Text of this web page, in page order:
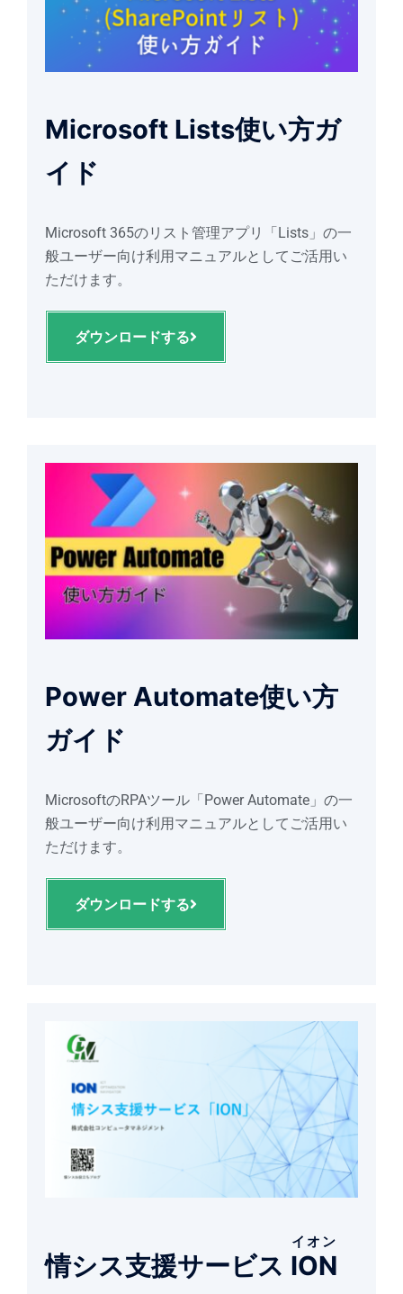
Microsoft Lists使い方ガ
イド
Microsoft 365のリスト管理アプリ「Lists」の一
般ユーザー向け利用マニュアルとしてご活用い
ただけます。
ダウンロードする
Power Automate使い方
ガイド
MicrosoftのRPAツール「Power Automate」の一
般ユーザー向け利用マニュアルとしてご活用い
ただけます。
ダウンロードする
情シス支援サービス ION
イオン